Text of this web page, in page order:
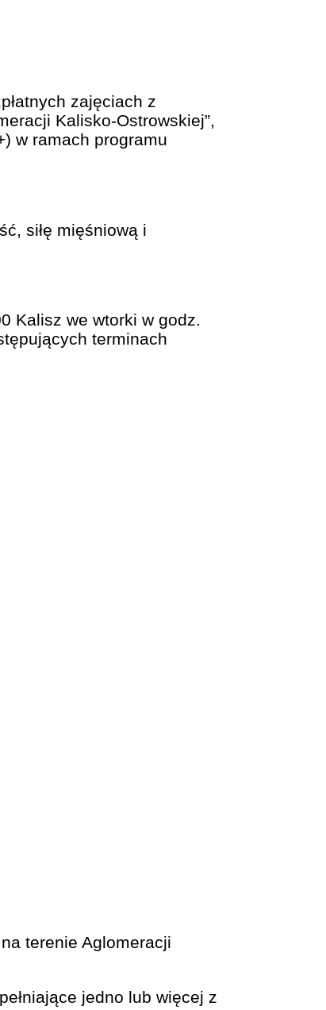
zajęciach z
Kalisko-Ostrowskiej”,
w ramach programu
siłę mięśniową i
Kalisz we wtorki w godz.
terminach
terenie Aglomeracji
jedno lub więcej z